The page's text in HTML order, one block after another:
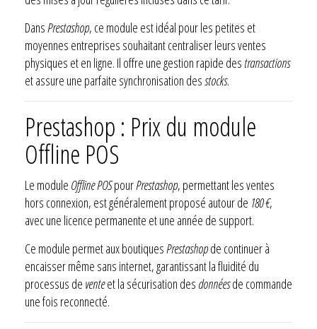
DansPrestashop, ce module est idéal pour les petites et
moyennes entreprises souhaitant centraliser leurs ventes
physiques et en ligne. Il offre une gestion rapide destransactions
et assure une parfaite synchronisation desstocks.
Prestashop : Prix du module
Offline POS
Le module Offline POSpourPrestashop, permettant les ventes
hors connexion, est généralement proposé autour de 180 €,
avec une licence permanente et une année de support.
Ce module permet aux boutiquesPrestashopde continuer à
encaisser même sans internet, garantissant la fluidité du
processus de venteet la sécurisation des donnéesde commande
une fois reconnecté.